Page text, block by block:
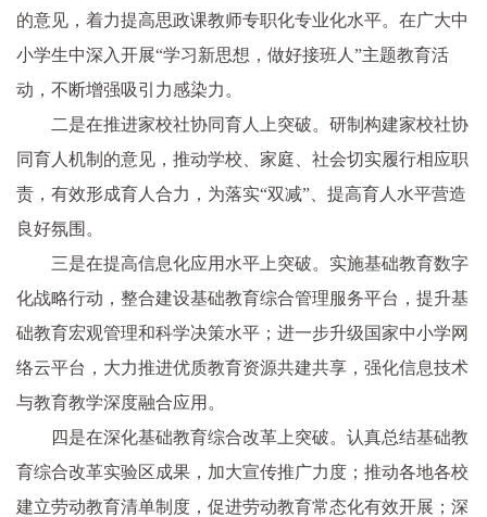
的意见，着力提高思政课教师专职化专业化水平。在广大中
小学生中深入开展“学习新思想，做好接班人”主题教育活
动，不断增强吸引力感染力。
二是在推进家校社协同育人上突破。研制构建家校社协
同育人机制的意见，推动学校、家庭、社会切实履行相应职
责，有效形成育人合力，为落实“双减”、提高育人水平营造
良好氛围。
三是在提高信息化应用水平上突破。实施基础教育数字
化战略行动，整合建设基础教育综合管理服务平台，提升基
础教育宏观管理和科学决策水平；进一步升级国家中小学网
络云平台，大力推进优质教育资源共建共享，强化信息技术
与教育教学深度融合应用。
四是在深化基础教育综合改革上突破。认真总结基础教
育综合改革实验区成果，加大宣传推广力度；推动各地各校
建立劳动教育清单制度，促进劳动教育常态化有效开展；深